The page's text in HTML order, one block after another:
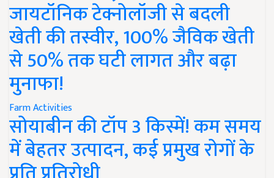
जायटॉनिक टेक्नोलॉजी से बदली
खेती की तस्वीर, 100% जैविक खेती
से 50% तक घटी लागत और बढ़ा
मुनाफा!
Farm Activities
सोयाबीन की टॉप 3 किस्में! कम समय
में बेहतर उत्पादन, कई प्रमुख रोगों के